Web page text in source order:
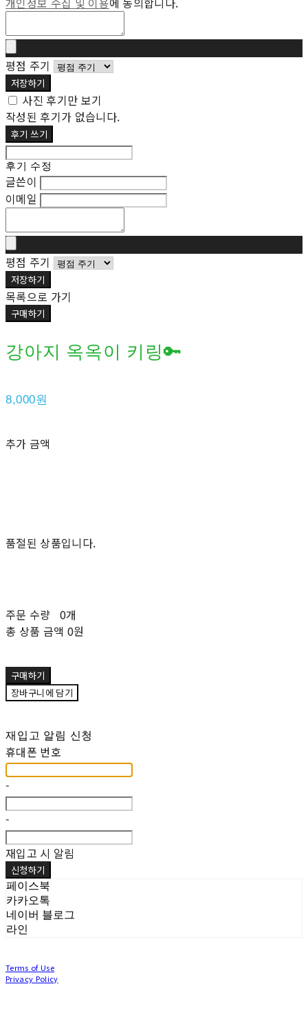
평점 주기
저장하기
사진 후기만 보기
작성된 후기가 없습니다.
후기 쓰기
후기 수정
글쓴이
이메일
평점 주기
저장하기
목록으로 가기
구매하기
강아지 옥옥이 키링🔑
8,000원
추가 금액
품절된 상품입니다.
주문 수량 0개
총 상품 금액 0원
구매하기
장바구니에 담기
재입고 알림 신청
휴대폰 번호
-
-
재입고 시 알림
신청하기
페이스북
카카오톡
네이버 블로그
라인
Terms of Use
Privacy Policy